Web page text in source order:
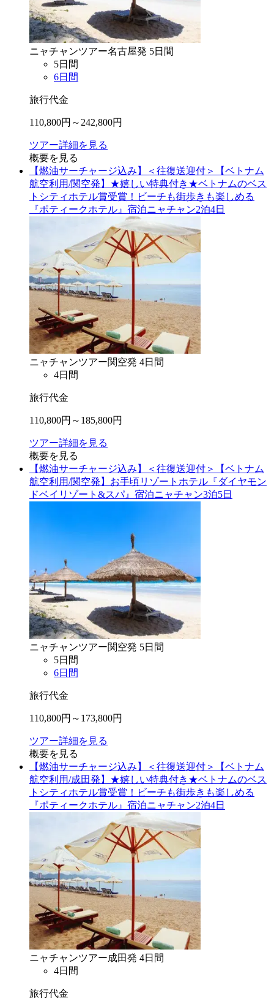
ニャチャンツアー名古屋発 5日間
5日間
6日間
旅行代金
110,800円～ 242,800円
ツアー詳細を見る
概要を見る
【燃油サーチャージ込み】＜往復送迎付＞【ベトナム
航空利用/関空発】★嬉しい特典付き★ベトナムのベス
トシティホテル賞受賞！ビーチも街歩きも楽しめる
『ポティークホテル』宿泊ニャチャン2泊4日
ニャチャンツアー関空発 4日間
4日間
旅行代金
110,800円～ 185,800円
ツアー詳細を見る
概要を見る
【燃油サーチャージ込み】＜往復送迎付＞【ベトナム
航空利用/関空発】お手頃リゾートホテル『ダイヤモン
ドベイリゾート&スパ』宿泊ニャチャン3泊5日
ニャチャンツアー関空発 5日間
5日間
6日間
旅行代金
110,800円～ 173,800円
ツアー詳細を見る
概要を見る
【燃油サーチャージ込み】＜往復送迎付＞【ベトナム
航空利用/成田発】★嬉しい特典付き★ベトナムのベス
トシティホテル賞受賞！ビーチも街歩きも楽しめる
『ポティークホテル』宿泊ニャチャン2泊4日
ニャチャンツアー成田発 4日間
4日間
旅行代金